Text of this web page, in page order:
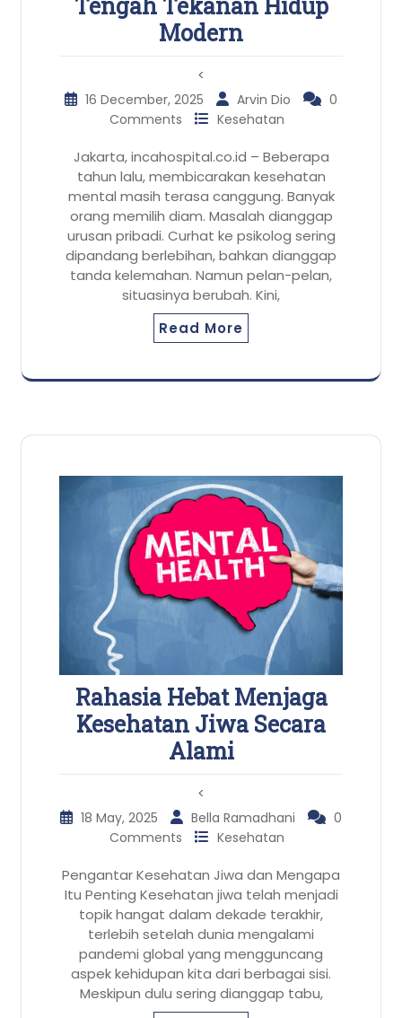
Tengah Tekanan Hidup
Modern
<
16 December, 2025 Arvin Dio
0
Comments
Kesehatan
Jakarta, incahospital.co.id – Beberapa
tahun lalu, membicarakan kesehatan
mental masih terasa canggung. Banyak
orang memilih diam. Masalah dianggap
urusan pribadi. Curhat ke psikolog sering
dipandang berlebihan, bahkan dianggap
tanda kelemahan. Namun pelan-pelan,
situasinya berubah. Kini,
Read More
Rahasia Hebat Menjaga
Kesehatan Jiwa Secara
Alami
<
18 May, 2025 Bella Ramadhani
0
Comments
Kesehatan
Pengantar Kesehatan Jiwa dan Mengapa
Itu Penting Kesehatan jiwa telah menjadi
topik hangat dalam dekade terakhir,
terlebih setelah dunia mengalami
pandemi global yang mengguncang
aspek kehidupan kita dari berbagai sisi.
Meskipun dulu sering dianggap tabu,